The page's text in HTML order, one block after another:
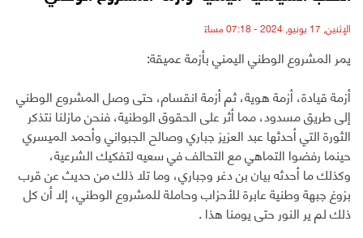
الإثنين, 17 يونيو, 2024 - 07:18 مساءً
يمر المشروع الوطني اليمني بأزمة عميقة:
أزمة قيادة، أزمة هوية، ثم أزمة انقسام، حتى وصل المشروع الوطني
إلى طريق مسدود، مما أثر على الحقوق الوطنية، فنحن مازلنا نتذكر
الثورة التي أحدثها عبد العزيز جباري وصالح الجبواني وأحمد الميسري
حينما رفضوا التماهي مع التحالف في سعيه لتفكيك الشرعية،
وكذلك ما أحدثه بيان بن دغر وجباري، وما تلا ذلك من حديث عن قرب
بزوغ جبهة وطنية عابرة للأحزاب وحاملة للمشروع الوطني، إلا أن كل
ذلك لم ير النور حتى يومنا هذا .